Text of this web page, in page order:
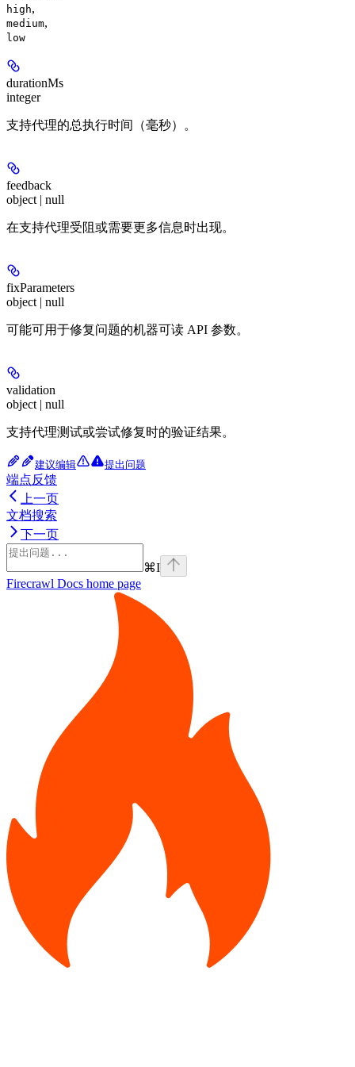
high,
medium,
low
durationMs
integer
支持代理的总执行时间（毫秒）。
feedback
object | null
在支持代理受阻或需要更多信息时出现。
fixParameters
object | null
可能可用于修复问题的机器可读 API 参数。
validation
object | null
支持代理测试或尝试修复时的验证结果。
建议编辑 提出问题
端点反馈
上一页
文档搜索
下一页
⌘I
Firecrawl Docs home page